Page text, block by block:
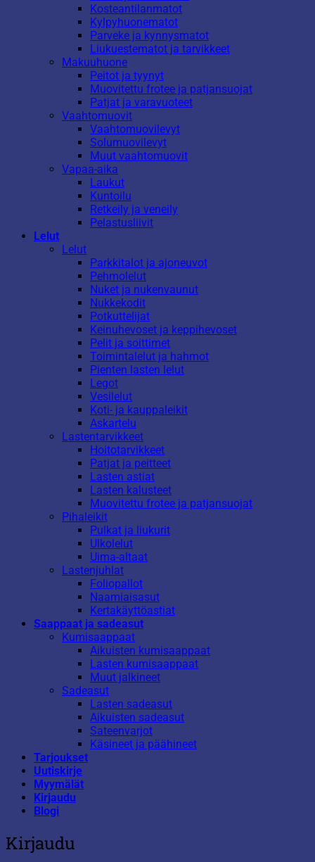
Kosteantilanmatot
Kylpyhuonematot
Parveke ja kynnysmatot
Liukuestematot ja tarvikkeet
Makuuhuone
Peitot ja tyynyt
Muovitettu frotee ja patjansuojat
Patjat ja varavuoteet
Vaahtomuovit
Vaahtomuovilevyt
Solumuovilevyt
Muut vaahtomuovit
Vapaa-aika
Laukut
Kuntoilu
Retkeily ja veneily
Pelastusliivit
Lelut
Lelut
Parkkitalot ja ajoneuvot
Pehmolelut
Nuket ja nukenvaunut
Nukkekodit
Potkuttelijat
Keinuhevoset ja keppihevoset
Pelit ja soittimet
Toimintalelut ja hahmot
Pienten lasten lelut
Legot
Vesilelut
Koti- ja kauppaleikit
Askartelu
Lastentarvikkeet
Hoitotarvikkeet
Patjat ja peitteet
Lasten astiat
Lasten kalusteet
Muovitettu frotee ja patjansuojat
Pihaleikit
Pulkat ja liukurit
Ulkolelut
Uima-altaat
Lastenjuhlat
Foliopallot
Naamiaisasut
Kertakäyttöastiat
Saappaat ja sadeasut
Kumisaappaat
Aikuisten kumisaappaat
Lasten kumisaappaat
Muut jalkineet
Sadeasut
Lasten sadeasut
Aikuisten sadeasut
Sateenvarjot
Käsineet ja päähineet
Tarjoukset
Uutiskirje
Myymälät
Kirjaudu
Blogi
Kirjaudu